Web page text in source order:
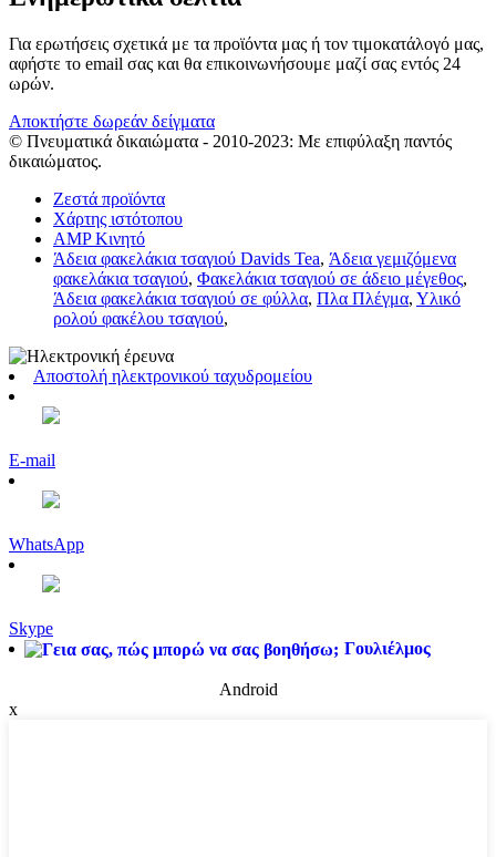
Για ερωτήσεις σχετικά με τα προϊόντα μας ή τον τιμοκατάλογό μας,
αφήστε το email σας και θα επικοινωνήσουμε μαζί σας εντός 24
ωρών.
Αποκτήστε δωρεάν δείγματα
© Πνευματικά δικαιώματα - 2010-2023: Με επιφύλαξη παντός
δικαιώματος.
Ζεστά προϊόντα
Χάρτης ιστότοπου
AMP Κινητό
Άδεια φακελάκια τσαγιού Davids Tea, Άδεια γεμιζόμενα
φακελάκια τσαγιού, Φακελάκια τσαγιού σε άδειο μέγεθος,
Άδεια φακελάκια τσαγιού σε φύλλα, Πλα Πλέγμα, Υλικό
ρολού φακέλου τσαγιού,
Αποστολή ηλεκτρονικού ταχυδρομείου
E-mail
WhatsApp
Skype
Γουλιέλμος
Android
x